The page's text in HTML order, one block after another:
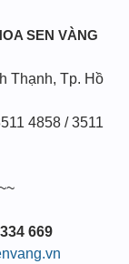
SEN VÀNG
Thạnh, Tp. Hồ
4858 / 3511
669